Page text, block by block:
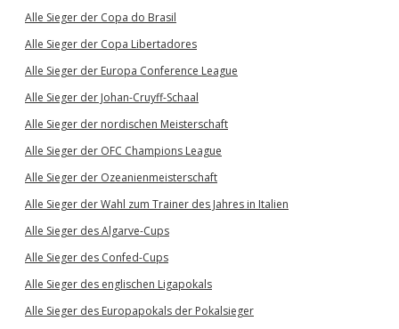
Alle Sieger der Copa do Brasil
Alle Sieger der Copa Libertadores
Alle Sieger der Europa Conference League
Alle Sieger der Johan-Cruyff-Schaal
Alle Sieger der nordischen Meisterschaft
Alle Sieger der OFC Champions League
Alle Sieger der Ozeanienmeisterschaft
Alle Sieger der Wahl zum Trainer des Jahres in Italien
Alle Sieger des Algarve-Cups
Alle Sieger des Confed-Cups
Alle Sieger des englischen Ligapokals
Alle Sieger des Europapokals der Pokalsieger